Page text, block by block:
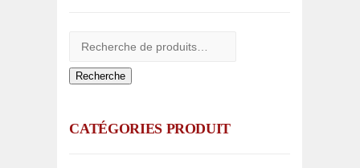
Recherche
CATÉGORIES PRODUIT